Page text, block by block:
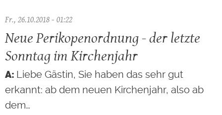
Fr., 26.10.2018 - 01:22
Neue Perikopenordnung - der letzte
Sonntag im Kirchenjahr
Liebe Gästin, Sie haben das sehr gut
erkannt: ab dem neuen Kirchenjahr, also ab
dem…